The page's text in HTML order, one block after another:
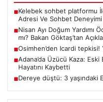
■Kelebek sohbet platformu
Adresi Ve Sohbet Deneyimi
■Nisan Ayı Doğum Yardımı
mı? Bakan Göktaş’tan
■Osimhen’den Icardi
■Adana’da Üzücü Kaza:
Hayatını Kaybetti
■Dereye düştü: 3 yaşındaki